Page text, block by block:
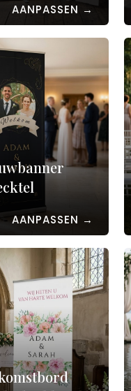
AANPASSEN →
AANPASSEN →